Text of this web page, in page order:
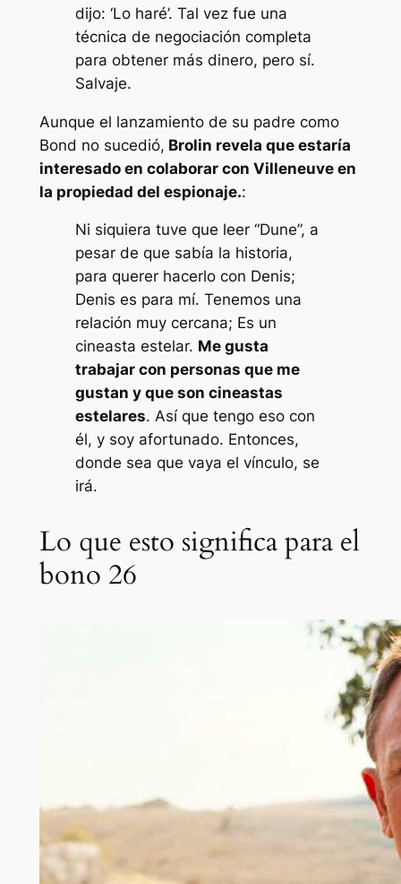
dijo: ‘Lo haré’. Tal vez fue una
técnica de negociación completa
para obtener más dinero, pero sí.
Salvaje.
Aunque el lanzamiento de su padre como
Bond no sucedió, Brolin revela que estaría
interesado en colaborar con Villeneuve en
la propiedad del espionaje.:
Ni siquiera tuve que leer “Dune”, a
pesar de que sabía la historia,
para querer hacerlo con Denis;
Denis es para mí. Tenemos una
relación muy cercana; Es un
cineasta estelar. Me gusta
trabajar con personas que me
gustan y que son cineastas
estelares. Así que tengo eso con
él, y soy afortunado. Entonces,
donde sea que vaya el vínculo, se
irá.
Lo que esto significa para el
bono 26